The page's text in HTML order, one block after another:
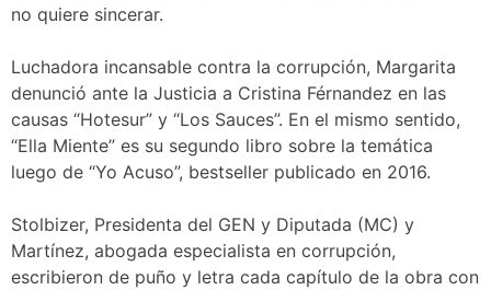
no quiere sincerar.
Luchadora incansable contra la corrupción, Margarita
denunció ante la Justicia a Cristina Férnandez en las
causas “Hotesur” y “Los Sauces”. En el mismo sentido,
“Ella Miente” es su segundo libro sobre la temática
luego de “Yo Acuso”, bestseller publicado en 2016.
Stolbizer, Presidenta del GEN y Diputada (MC) y
Martínez, abogada especialista en corrupción,
escribieron de puño y letra cada capítulo de la obra con